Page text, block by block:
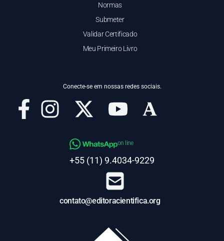
Normas
Submeter
Validar Certificado
Meu Primeiro Livro
Conecte-se em nossas redes sociais.
on line
+55 (11) 9.4034-9229
contato@editoracientifica.org